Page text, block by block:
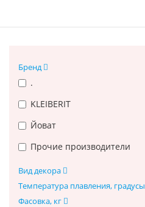
Бренд
.
KLEIBERIT
Йоват
Прочие производители
Вид декора
Температура плавления, градусы
Фасовка, кг